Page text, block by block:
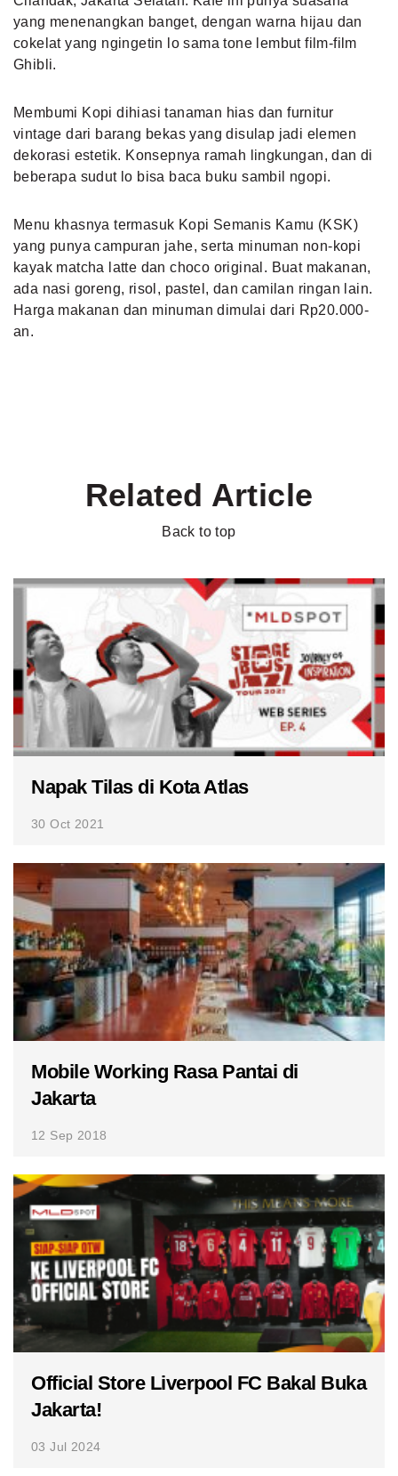
yang menenangkan banget, dengan warna hijau dan
cokelat yang ngingetin lo sama tone lembut film-film
Ghibli.
Membumi Kopi dihiasi tanaman hias dan furnitur
vintage dari barang bekas yang disulap jadi elemen
dekorasi estetik. Konsepnya ramah lingkungan, dan di
beberapa sudut lo bisa baca buku sambil ngopi.
Menu khasnya termasuk Kopi Semanis Kamu (KSK)
yang punya campuran jahe, serta minuman non-kopi
kayak matcha latte dan choco original. Buat makanan,
ada nasi goreng, risol, pastel, dan camilan ringan lain.
Harga makanan dan minuman dimulai dari Rp20.000-
an.
Related Article
Back to top
Napak Tilas di Kota Atlas
30 Oct 2021
Mobile Working Rasa Pantai di
Jakarta
12 Sep 2018
Official Store Liverpool FC Bakal Buka
Jakarta!
03 Jul 2024